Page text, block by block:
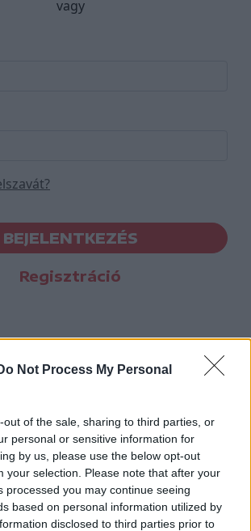
Not Process My Personal
out of the sale, sharing to third parties, or
personal or sensitive information for
by us, please use the below opt-out
your selection. Please note that after your
processed you may continue seeing
based on personal information utilized by
disclosed to third parties prior to
vagy
BEJELENTKEZÉS
Regisztráció